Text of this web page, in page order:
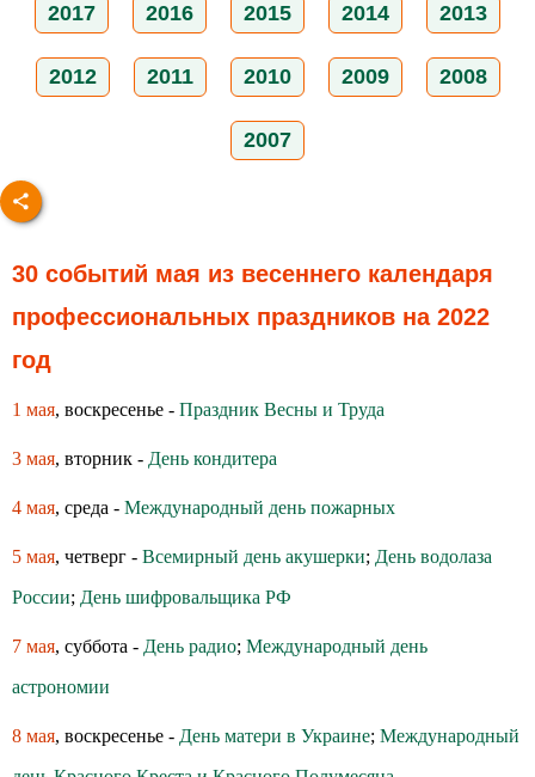
2017 2016 2015 2014 2013
2012 2011 2010 2009 2008
2007
30 событий мая из весеннего календаря
профессиональных праздников на 2022
год
1 мая, воскресенье - Праздник Весны и Труда
3 мая, вторник - День кондитера
4 мая, среда - Международный день пожарных
5 мая, четверг - Всемирный день акушерки; День водолаза
России; День шифровальщика РФ
7 мая, суббота - День радио; Международный день
астрономии
8 мая, воскресенье - День матери в Украине; Международный